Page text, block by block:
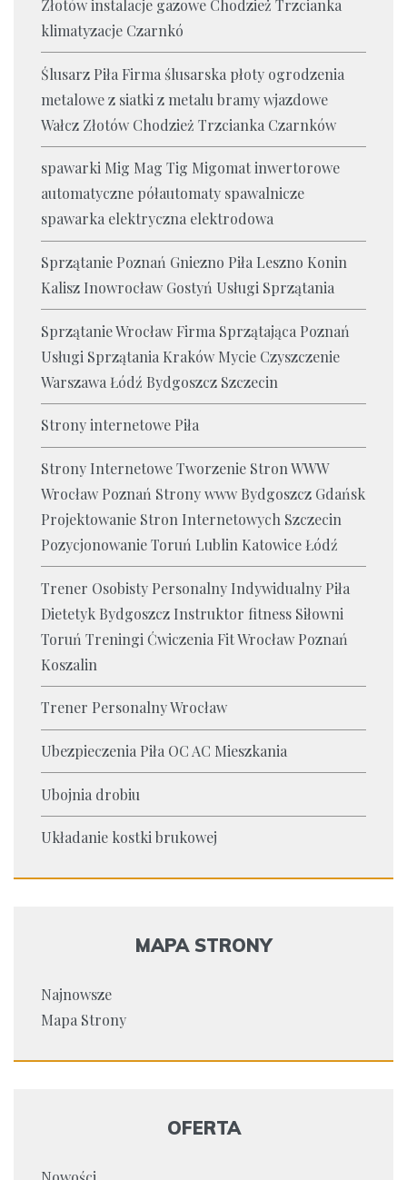
Złotów instalacje gazowe Chodzież Trzcianka
klimatyzacje Czarnkó
Ślusarz Piła Firma ślusarska płoty ogrodzenia
metalowe z siatki z metalu bramy wjazdowe
Wałcz Złotów Chodzież Trzcianka Czarnków
spawarki Mig Mag Tig Migomat inwertorowe
automatyczne półautomaty spawalnicze
spawarka elektryczna elektrodowa
Sprzątanie Poznań Gniezno Piła Leszno Konin
Kalisz Inowrocław Gostyń Usługi Sprzątania
Sprzątanie Wrocław Firma Sprzątająca Poznań
Usługi Sprzątania Kraków Mycie Czyszczenie
Warszawa Łódź Bydgoszcz Szczecin
Strony internetowe Piła
Strony Internetowe Tworzenie Stron WWW
Wrocław Poznań Strony www Bydgoszcz Gdańsk
Projektowanie Stron Internetowych Szczecin
Pozycjonowanie Toruń Lublin Katowice Łódź
Trener Osobisty Personalny Indywidualny Piła
Dietetyk Bydgoszcz Instruktor fitness Siłowni
Toruń Treningi Ćwiczenia Fit Wrocław Poznań
Koszalin
Trener Personalny Wrocław
Ubezpieczenia Piła OC AC Mieszkania
Ubojnia drobiu
Układanie kostki brukowej
MAPA STRONY
Najnowsze
Mapa Strony
OFERTA